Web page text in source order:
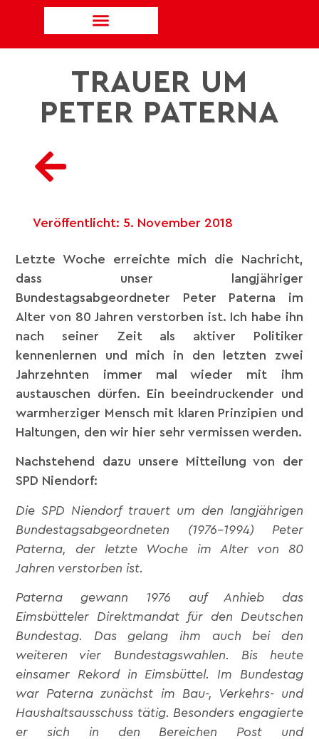
TRAUER UM
PETER PATERNA
Veröffentlicht: 5. November 2018
Letzte Woche erreichte mich die Nachricht,
dass unser langjähriger
Bundestagsabgeordneter Peter Paterna im
Alter von 80 Jahren verstorben ist. Ich habe ihn
nach seiner Zeit als aktiver Politiker
kennenlernen und mich in den letzten zwei
Jahrzehnten immer mal wieder mit ihm
austauschen dürfen. Ein beeindruckender und
warmherziger Mensch mit klaren Prinzipien und
Haltungen, den wir hier sehr vermissen werden.
Nachstehend dazu unsere Mitteilung von der
SPD Niendorf:
Die SPD Niendorf trauert um den langjährigen
Bundestagsabgeordneten (1976-1994) Peter
Paterna, der letzte Woche im Alter von 80
Jahren verstorben ist.
Paterna gewann 1976 auf Anhieb das
Eimsbütteler Direktmandat für den Deutschen
Bundestag. Das gelang ihm auch bei den
weiteren vier Bundestagswahlen. Bis heute
einsamer Rekord in Eimsbüttel. Im Bundestag
war Paterna zunächst im Bau-, Verkehrs- und
Haushaltsausschuss tätig. Besonders engagierte
er sich in den Bereichen Post und